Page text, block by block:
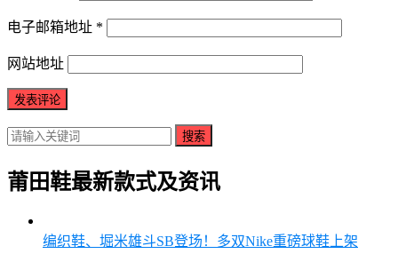
电子邮箱地址 *
网站地址
搜索
莆田鞋最新款式及资讯
编织鞋、堀米雄斗SB登场！多双Nike重磅球鞋上架